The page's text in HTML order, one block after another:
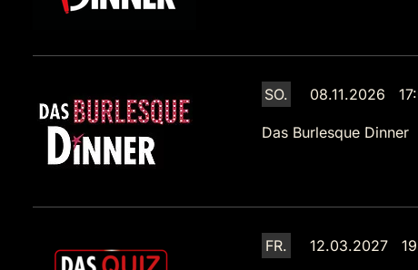
SO. 08.11.2026
Das Burlesque Dinner
FR. 12.03.2027